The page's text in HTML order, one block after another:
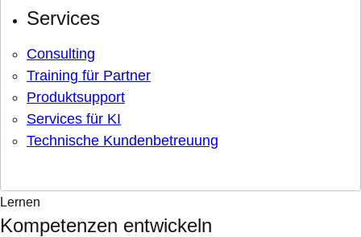
Services
Consulting
Training für Partner
Produktsupport
Services für KI
Technische Kundenbetreuung
Lernen
Kompetenzen entwickeln